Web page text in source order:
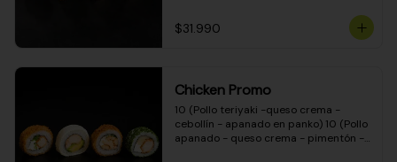
envuelto en queso crema) 10
(Camarón - queso crema - cebollín -
teriyaki - queso crema - cebollín -
envuelto en masa tempura) 10
(Pimentón - queso crema - cebollín -
envuelto en masa tempura)
$31.990
Chicken Promo
10 (Pollo teriyaki -queso crema -
cebollín - apanado en panko) 10 (Pollo
apanado - queso crema - pimentón -